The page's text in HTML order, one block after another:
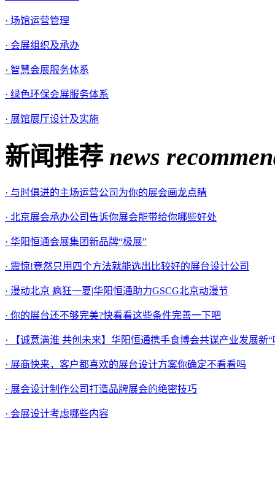
· 场馆运营管理
· 会展组织及承办
· 智慧会展服务体系
· 绿色环保会展服务体系
· 展馆展厅设计及实施
新闻推荐 news
· 与时俱进的主场运营公司为你的展会画龙点睛
· 北京展会承办公司告诉你展会能带给你哪些好处
· 华阳恒通会展集团新品牌“极展”
· 震惊!竟然只用四个方法就能选出比较好的展台设计公司
· 漫动北京 疯狂一夏|华阳恒通助力GSCG北京动漫节
· 你的展台还不够完美?快看看这些条件完善一下吧
· 【诚意满淮 共创未来】华阳恒通携手食博会共谋产业发展新“
· 展商快来，客户都喜欢的展台设计方案你确定不看看吗
· 展会设计制作公司打造品牌展会的绝密技巧
· 会展设计考虑哪些内容